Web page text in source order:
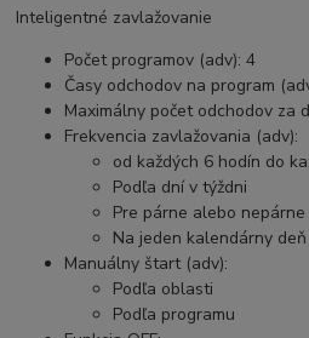
Inteligentné zavlažovanie
Počet programov (adv): 4
Časy odchodov na program
Maximálny počet odchodov za
Frekvencia zavlažovania (adv):
od každých 6 hodín do
Podľa dní v týždni
Pre párne alebo
Na jeden kalendárny deň
Manuálny štart (adv):
Podľa oblasti
Podľa programu